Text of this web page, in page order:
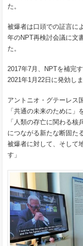
た。
被爆者は口頭での証言に
年のNPT再検討会議に文
た。
2017年7月、NPTを補完
2021年1月22日に発効しま
アントニオ・グテーレス
「共通の未来のために」
「人類の存亡に関わる
につながる新たな断固た
被爆者に対して、そして
す」